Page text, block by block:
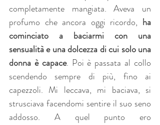
completamente mangiata. Aveva un
profumo che ancora oggi ricordo, ha
cominciato a baciarmi con una
sensualità e una dolcezza di cui solo una
donna è capace. Poi è passata al collo
scendendo sempre di più, fino ai
capezzoli. Mi leccava, mi baciava, si
strusciava facendomi sentire il suo seno
addosso. A quel punto ero